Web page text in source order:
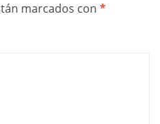
marcados con *